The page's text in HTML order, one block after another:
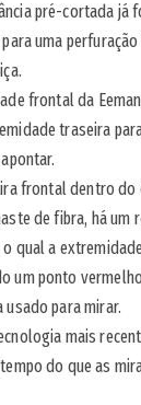
pré-cortada já
uma
frontal da
traseira
frontal dentro
de fibra, há um
o qual a
um ponto
para mirar.
mais
do que as